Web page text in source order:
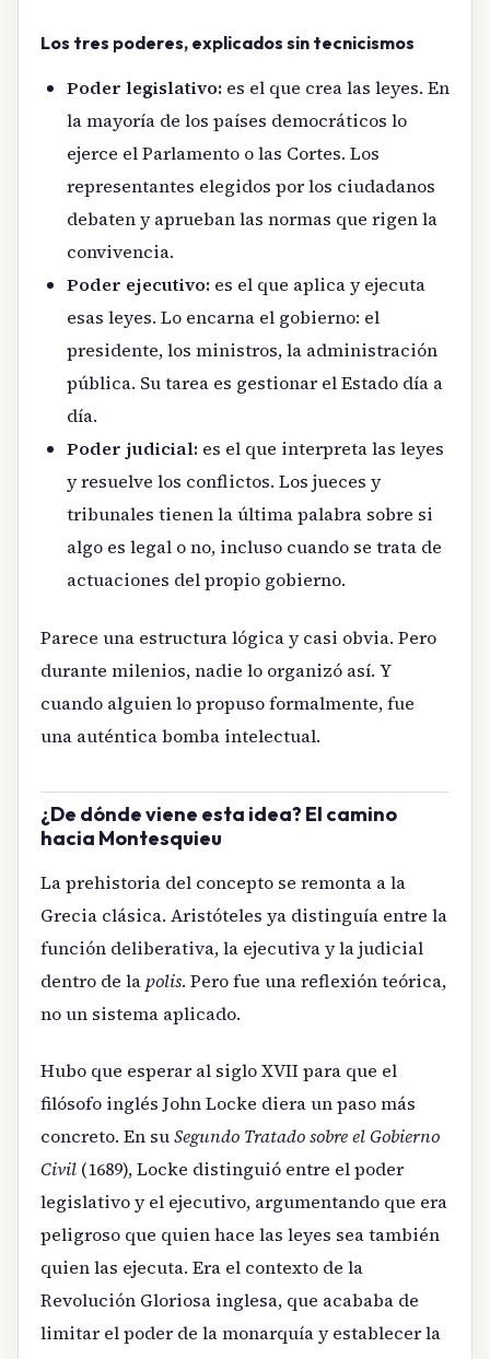
Los tres poderes, explicados sin tecnicismos
Poder legislativo: es el que crea las leyes. En
la mayoría de los países democráticos lo
ejerce el Parlamento o las Cortes. Los
representantes elegidos por los ciudadanos
debaten y aprueban las normas que rigen la
convivencia.
Poder ejecutivo: es el que aplica y ejecuta
esas leyes. Lo encarna el gobierno: el
presidente, los ministros, la administración
pública. Su tarea es gestionar el Estado día a
día.
Poder judicial: es el que interpreta las leyes
y resuelve los conflictos. Los jueces y
tribunales tienen la última palabra sobre si
algo es legal o no, incluso cuando se trata de
actuaciones del propio gobierno.
Parece una estructura lógica y casi obvia. Pero
durante milenios, nadie lo organizó así. Y
cuando alguien lo propuso formalmente, fue
una auténtica bomba intelectual.
¿De dónde viene esta idea? El camino
hacia Montesquieu
La prehistoria del concepto se remonta a la
Grecia clásica. Aristóteles ya distinguía entre la
función deliberativa, la ejecutiva y la judicial
dentro de la polis. Pero fue una reflexión teórica,
no un sistema aplicado.
Hubo que esperar al siglo XVII para que el
filósofo inglés John Locke diera un paso más
concreto. En suSegundo Tratado sobre el Gobierno
Civil (1689), Locke distinguió entre el poder
legislativo y el ejecutivo, argumentando que era
peligroso que quien hace las leyes sea también
quien las ejecuta. Era el contexto de la
Revolución Gloriosa inglesa, que acababa de
limitar el poder de la monarquía y establecer la